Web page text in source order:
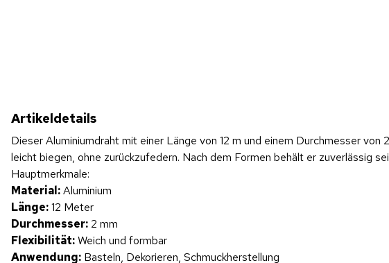
Artikeldetails
Dieser Aluminiumdraht mit einer Länge von 12 m und einem Durchmesser
leicht biegen, ohne zurückzufedern. Nach dem Formen behält er zuverlässig
Hauptmerkmale:
Material:Aluminium
Länge:12 Meter
Durchmesser: 2 mm
Flexibilität:Weich und formbar
Anwendung: Basteln, Dekorieren, Schmuckherstellung